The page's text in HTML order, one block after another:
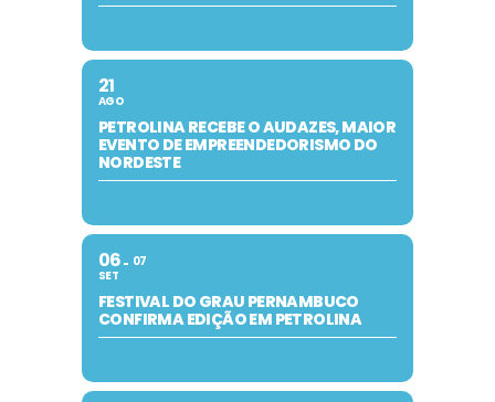
21
AGO
PETROLINA RECEBE O AUDAZES, MAIOR
EVENTO DE EMPREENDEDORISMO DO
NORDESTE
06
SET
07
FESTIVAL DO GRAU PERNAMBUCO
CONFIRMA EDIÇÃO EM PETROLINA